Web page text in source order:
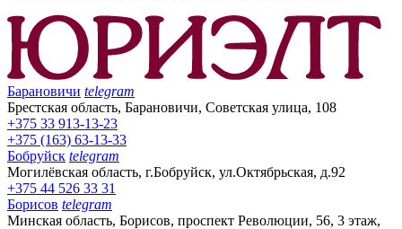
Барановичи telegram
Брестская область, Барановичи, Советская улица, 108
+375 33 913-13-23
+375 (163) 63-13-33
Бобруйск telegram
Могилёвская область, г.Бобруйск, ул.Октябрьская, д.92
+375 44 526 33 31
Борисов telegram
Минская область, Борисов, проспект Революции, 56, 3 этаж,